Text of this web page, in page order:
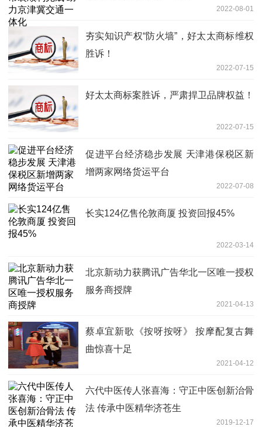
2022-08-01
夯实知识产权“防火墙”，好太太商标维权
胜诉！
2022-07-15
好太太商标案胜诉，严肃捍卫品牌权益！
2022-07-15
促进平台经济稳步发展 天津港保税区新
增两家网络货运平台
2022-07-08
长实124亿售伦敦商厦 投资回报45%
2022-03-14
北京新动力获腾讯广告华北一区唯一授权
服务商授牌
2021-04-13
蔡卓宜新歌《按呀按呀》 按摩配复古舞
曲惊喜十足
2021-04-12
六代中医传人张喜海：守正中医创新治骨
法 传承中医精华济苍生
2019-12-17